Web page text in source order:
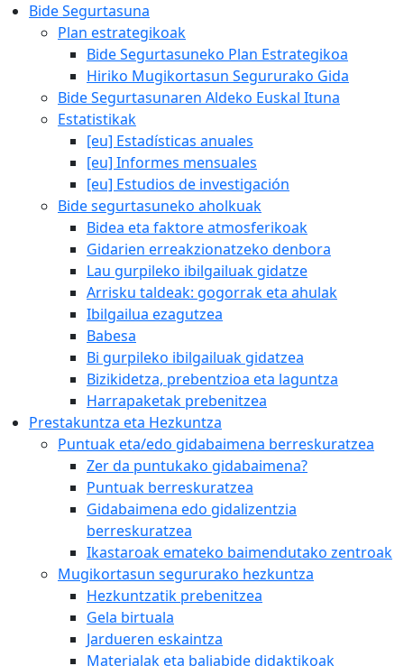
Bide Segurtasuna
Plan estrategikoak
Bide Segurtasuneko Plan Estrategikoa
Hiriko Mugikortasun Segururako Gida
Bide Segurtasunaren Aldeko Euskal Ituna
Estatistikak
[eu] Estadísticas anuales
[eu] Informes mensuales
[eu] Estudios de investigación
Bide segurtasuneko aholkuak
Bidea eta faktore atmosferikoak
Gidarien erreakzionatzeko denbora
Lau gurpileko ibilgailuak gidatze
Arrisku taldeak: gogorrak eta ahulak
Ibilgailua ezagutzea
Babesa
Bi gurpileko ibilgailuak gidatzea
Bizikidetza, prebentzioa eta laguntza
Harrapaketak prebenitzea
Prestakuntza eta Hezkuntza
Puntuak eta/edo gidabaimena berreskuratzea
Zer da puntukako gidabaimena?
Puntuak berreskuratzea
Gidabaimena edo gidalizentzia
berreskuratzea
Ikastaroak emateko baimendutako zentroak
Mugikortasun segururako hezkuntza
Hezkuntzatik prebenitzea
Gela birtuala
Jardueren eskaintza
Materialak eta baliabide didaktikoak